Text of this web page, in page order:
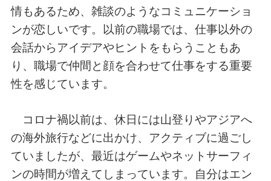
情もあるため、雑談のようなコミュニケーショ
ンが恋しいです。以前の職場では、仕事以外の
会話からアイデアやヒントをもらうこともあ
り、職場で仲間と顔を合わせて仕事をする重要
性を感じています。
コロナ禍以前は、休日には山登りやアジアへ
の海外旅行などに出かけ、アクティブに過ごし
ていましたが、最近はゲームやネットサーフィ
ンの時間が増えてしまっています。自分はエン